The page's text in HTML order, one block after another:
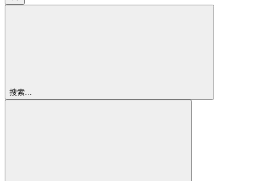
搜索...